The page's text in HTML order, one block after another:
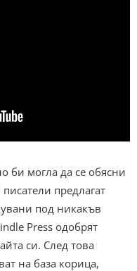
би могла да се обясни
писатели предлагат
под никакъв
Press одобрят
си. След това
на база корица,